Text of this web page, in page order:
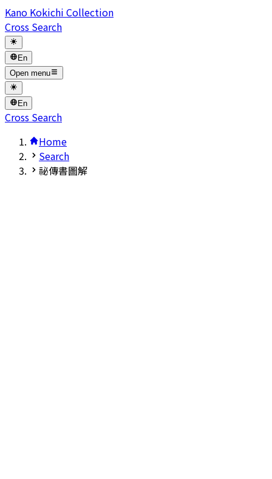
Kano Kokichi Collection
Cross Search
En
Open menu
En
Cross Search
Home
Search
祕傳書圖解